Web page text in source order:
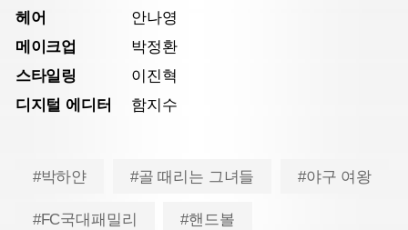
헤어
안나영
메이크업
박정환
스타일링
이진혁
디지털 에디터
함지수
#박하얀 #골 때리는 그녀들 #야구 여왕
#FC국대패밀리 #핸드볼